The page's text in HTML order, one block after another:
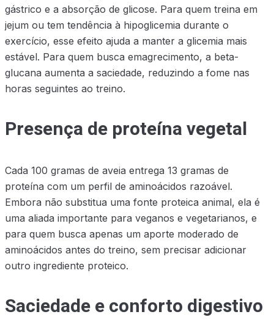
gástrico e a absorção de glicose. Para quem treina em
jejum ou tem tendência à hipoglicemia durante o
exercício, esse efeito ajuda a manter a glicemia mais
estável. Para quem busca emagrecimento, a beta-
glucana aumenta a saciedade, reduzindo a fome nas
horas seguintes ao treino.
Presença de proteína vegetal
Cada 100 gramas de aveia entrega 13 gramas de
proteína com um perfil de aminoácidos razoável.
Embora não substitua uma fonte proteica animal, ela é
uma aliada importante para veganos e vegetarianos, e
para quem busca apenas um aporte moderado de
aminoácidos antes do treino, sem precisar adicionar
outro ingrediente proteico.
Saciedade e conforto digestivo